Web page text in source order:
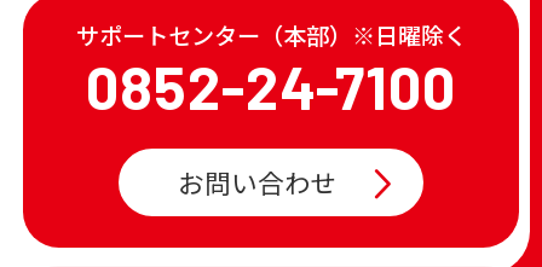
サポートセンター（本部）※日曜除く
0852-24-7100
お問い合わせ